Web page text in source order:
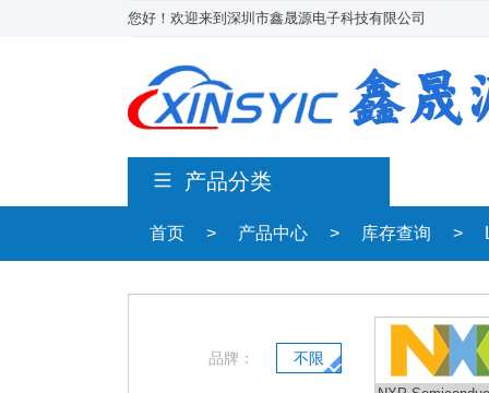
您好！欢迎来到深圳市鑫晟源电子科技有限公司
产品分类
首页 > 产品中心 > 库存查询 >
品牌： 不限